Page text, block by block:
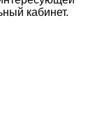
кабинет.